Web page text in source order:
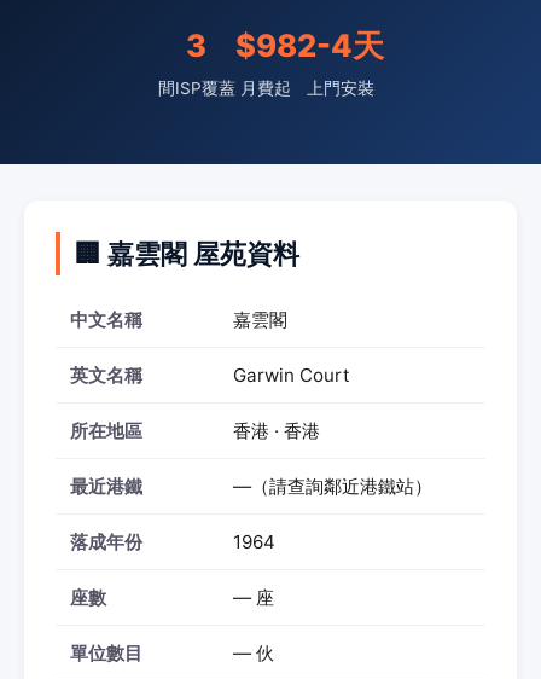
3
間ISP覆蓋
$98
月費起
2-4天
上門安裝
🏢 嘉雲閣 屋苑資料
中文名稱 嘉雲閣
英文名稱 Garwin Court
所在地區 香港 · 香港
最近港鐵 —（請查詢鄰近港鐵站）
落成年份 1964
座數 — 座
單位數目 — 伙